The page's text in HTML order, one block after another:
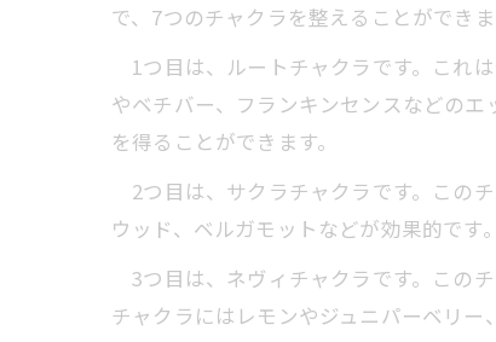
で、7つのチャクラを整えることができま
1つ目は、ルートチャクラです。これ
やベチバー、フランキンセンスなどの
を得ることができます。
2つ目は、サクラチャクラです。この
ウッド、ベルガモットなどが効果的です
3つ目は、ネヴィチャクラです。この
チャクラにはレモンやジュニパーベリ